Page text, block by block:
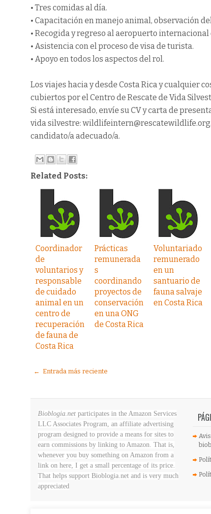
• Tres comidas al día.
• Capacitación en manejo animal, observación
• Recogida y regreso al aeropuerto internacional
• Asistencia con el proceso de visa de turista.
• Apoyo en todos los aspectos del rol.
Los viajes hacia y desde Costa Rica y cualquier
cubiertos por el Centro de Rescate de Vida
Si está interesado, envíe su CV y carta de
vida silvestre:
candidato/a adecuado/a.
Related Posts:
Coordinador
de
voluntarios y
responsable
de cuidado
animal en un
centro de
recuperación
de fauna de
Costa Rica
Prácticas
remunerada
s
coordinando
proyectos de
conservación
en una ONG
de Costa Rica
Voluntariado
remunerado
en un
santuario de
fauna salvaje
en Costa Rica
← Entrada más reciente
Bioblogia.net participates in the Amazon Services
LLC Associates Program, an affiliate advertising
program designed to provide a means for sites to
earn commissions by linking to Amazon. That is,
whenever you buy something on Amazon from a
link on here, I get a small percentage of its price.
That helps support Bioblogia.net and is very much
appreciated